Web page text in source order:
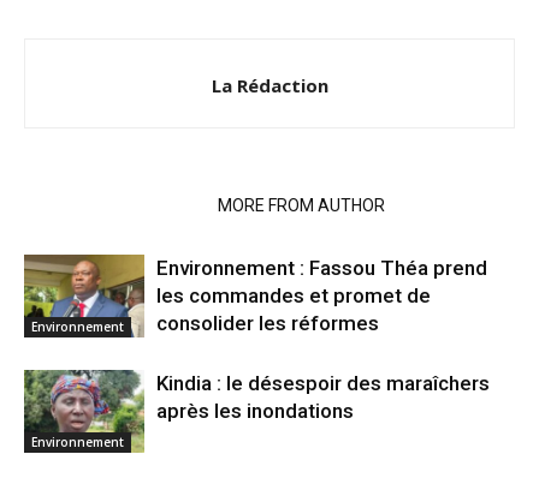
La Rédaction
MORE FROM AUTHOR
Environnement
Environnement : Fassou Théa prend
les commandes et promet de
consolider les réformes
Environnement
Kindia : le désespoir des maraîchers
après les inondations